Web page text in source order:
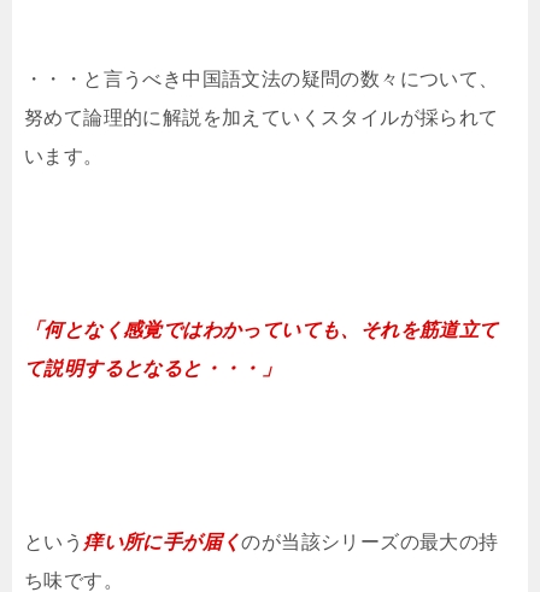
・・・と言うべき中国語文法の疑問の数々について、
努めて論理的に解説を加えていくスタイルが採られて
います。
「何となく感覚ではわかっていても、それを筋道立て
て説明するとなると・・・」
という 痒い所に手が届くのが当該シリーズの最大の持
ち味です。